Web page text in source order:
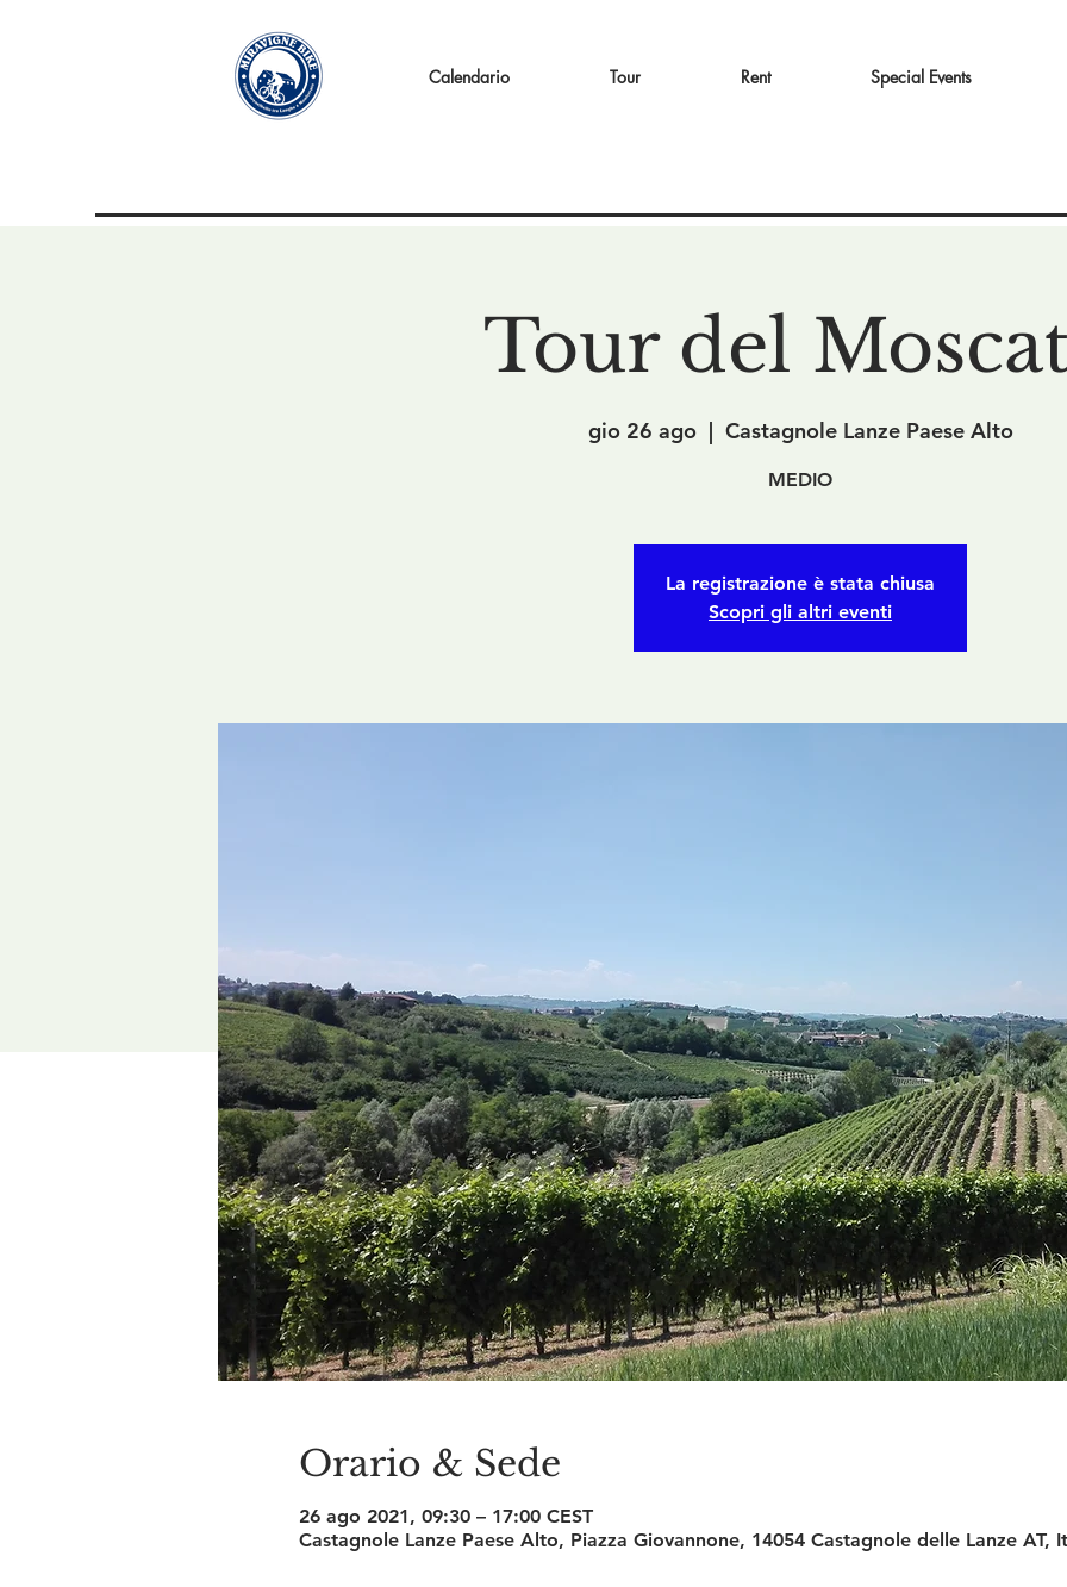
Calendario Tour Rent Special Events
Tour del
gio 26 ago
  |
Castagnole Lanze Paese Alto
MEDIO
La registrazione è stata chiusa
Scopri gli altri eventi
Orario & Sede
26 ago 2021, 09:30 – 17:00 CEST
Castagnole Lanze Paese Alto, Piazza Giovannone, 14054 Castagnole delle Lanze AT,